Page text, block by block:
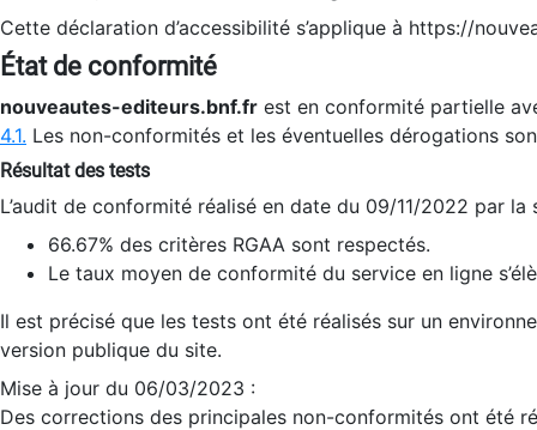
Cette déclaration d’accessibilité s’applique à https://
État de conformité
nouveautes-editeurs.bnf.fr est en conformité partielle
4.1. Les non-conformités et les éventuelles dérogations
Résultat des tests
L’audit de conformité réalisé en date du 09/11/2022 par
66.67% des critères RGAA sont respectés.
Le taux moyen de conformité du service en ligne
Il est précisé que les tests ont été réalisés sur un
version publique du site.
Mise à jour du 06/03/2023 :
Des corrections des principales non-conformités ont été